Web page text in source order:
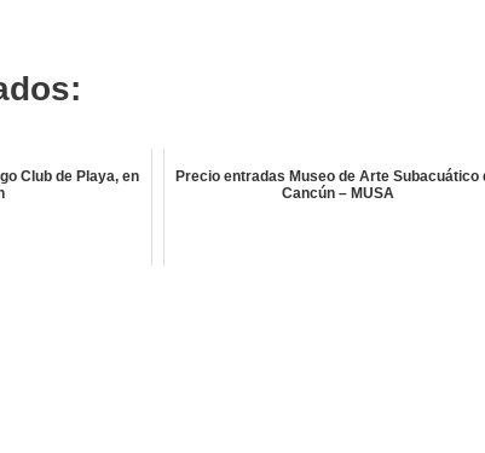
Club de Playa, en
Precio entradas Museo de Arte Subacuático
Cancún – MUSA